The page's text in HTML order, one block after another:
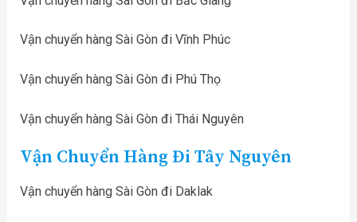
Vận chuyển hàng Sài Gòn đi Vĩnh Phúc
Vận chuyển hàng Sài Gòn đi Phú Thọ
Vận chuyển hàng Sài Gòn đi Thái Nguyên
Vận Chuyển Hàng Đi Tây Nguyên
Vận chuyển hàng Sài Gòn đi Daklak